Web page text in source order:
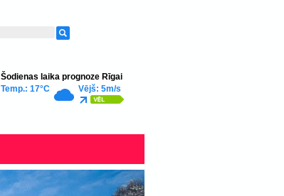
Šodienas laika prognoze Rīgai
Temp.: 17°C
Vējš: 5m/s